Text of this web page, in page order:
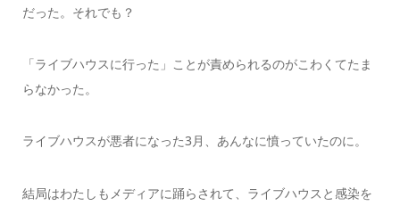
だった。それでも？
「ライブハウスに行った」ことが責められるのがこわくてたま
らなかった。
ライブハウスが悪者になった3月、あんなに憤っていたのに。
結局はわたしもメディアに踊らされて、ライブハウスと感染を